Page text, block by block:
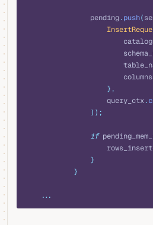
                pending
.push(
                    },
                    query_ctx
.
                ));
                if
                }
            }
    ...